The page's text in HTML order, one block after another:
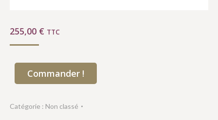
255,00 € TTC
Commander !
Catégorie : Non classé